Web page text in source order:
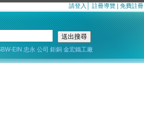
請登入 註冊導覽 免費註冊
EIN 忠永 公司 鉅銅 金宏鐵工廠